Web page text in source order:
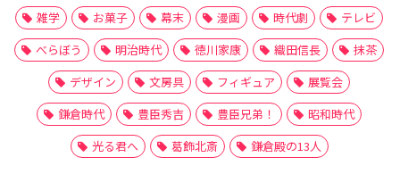
雑学
お菓子 幕末 漫画 時代劇
テレビ
べらぼう
明治時代 徳川家康 織田信長
抹茶
デザイン
文房具 フィギュア
展覧会
鎌倉時代
豊臣秀吉 豊臣兄弟！
昭和時代
光る君へ
葛飾北斎 鎌倉殿の13人